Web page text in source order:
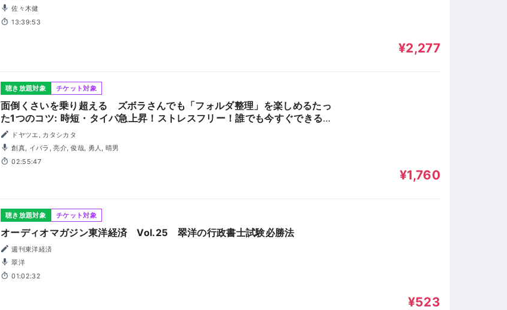
佐々木健
13:39:53
¥2,277
聴き放題対象 チケット対象
面倒くさいを乗り超える ズボラさんでも「フォルダ整理」を楽しめるたっ
た1つのコツ: 時短・タイパ急上昇！ストレスフリー！誰でも今すぐできる！
パソコンのデータ管理をフォルダで変える！サラリーマンの新・常・識。実
録・意識調査・限定特典付き
ドヤツエ, カタシカタ
創真, イバラ, 亮介, 俊哉, 勇人, 晴男
02:55:47
¥1,760
聴き放題対象 チケット対象
オーディオマガジン東洋経済 Vol.25 翠洋の行政書士試験必勝法
週刊東洋経済
翠洋
01:02:32
¥523